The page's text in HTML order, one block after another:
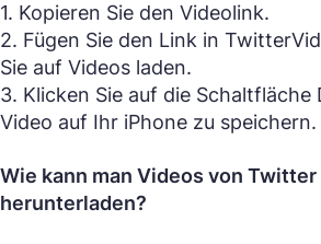
1. Kopieren Sie den Videolink.
2. Fügen Sie den Link in
Sie auf Videos laden.
3. Klicken Sie auf die Schaltfläche
Video auf Ihr iPhone zu speichern.
Wie kann man Videos von
herunterladen?